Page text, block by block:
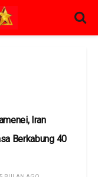
Iran
Berkabung 40